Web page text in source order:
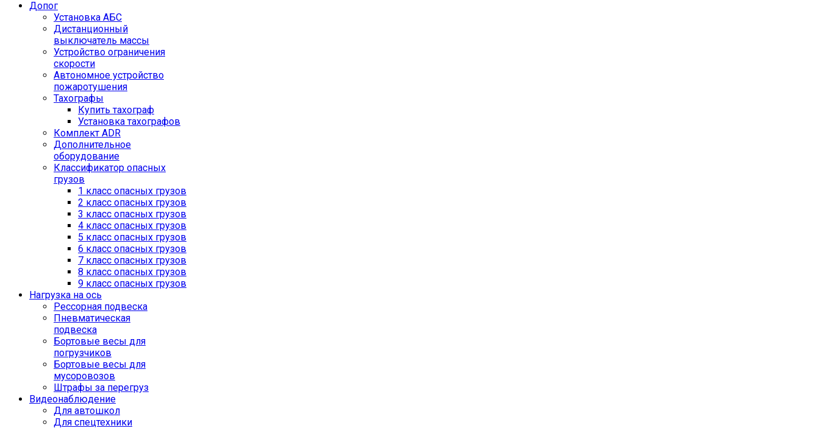
Допог
Установка АБС
Дистанционный
выключатель массы
Устройство ограничения
скорости
Автономное устройство
пожаротушения
Тахографы
Купить тахограф
Установка тахографов
Комплект ADR
Дополнительное
оборудование
Классификатор опасных
грузов
1 класс опасных грузов
2 класс опасных грузов
3 класс опасных грузов
4 класс опасных грузов
5 класс опасных грузов
6 класс опасных грузов
7 класс опасных грузов
8 класс опасных грузов
9 класс опасных грузов
Нагрузка на ось
Рессорная подвеска
Пневматическая
подвеска
Бортовые весы для
погрузчиков
Бортовые весы для
мусоровозов
Штрафы за перегруз
Видеонаблюдение
Для автошкол
Для спецтехники